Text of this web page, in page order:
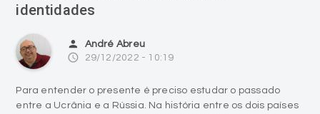
identidades
person André Abreu
access_time 29/12/2022 - 10:19
Para entender o presente é preciso estudar o passado
entre a Ucrânia e a Rússia. Na história entre os dois países